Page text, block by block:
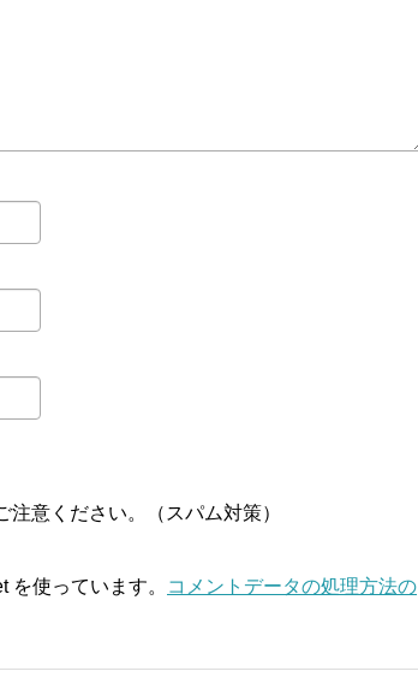
意ください。（スパム対策）
を使っています。
コメントデータの処理方法の